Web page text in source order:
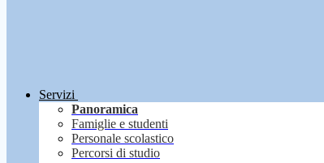
Servizi
Panoramica
Famiglie e studenti
Personale scolastico
Percorsi di studio